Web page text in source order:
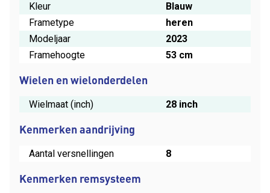
Kleur
Blauw
Frametype
heren
Modeljaar
2023
Framehoogte
53 cm
Wielen en wielonderdelen
Wielmaat (inch) 28 inch
Kenmerken aandrijving
Aantal versnellingen 8
Kenmerken remsysteem